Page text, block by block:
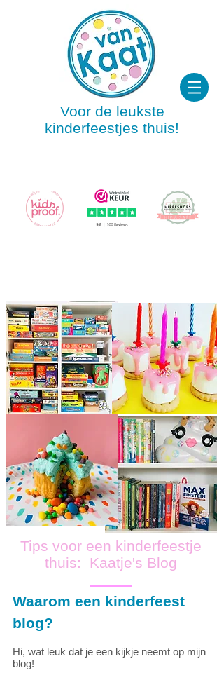
Voor de leukste
kinderfeestjes thuis!
Tips voor een kinderfeestje
thuis: Kaatje's Blog
Waarom een kinderfeest
blog?
Hi, wat leuk dat je een kijkje neemt op mijn
blog!